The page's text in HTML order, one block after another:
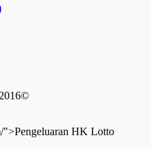
">Pengeluaran HK Lotto